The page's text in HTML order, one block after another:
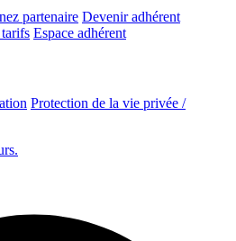
partenaire Devenir adhérent
Espace adhérent
Protection de la vie privée /